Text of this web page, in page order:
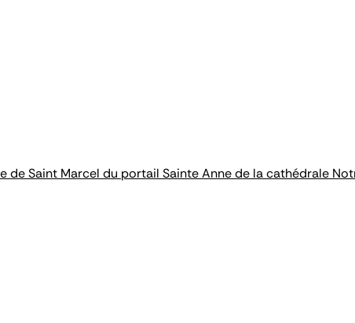
de Saint Marcel du portail Sainte Anne de la cathédrale